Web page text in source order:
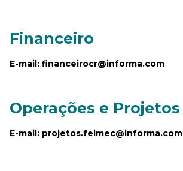
Financeiro
E-mail: financeirocr@informa.com
Operações e Projetos
E-mail: projetos.feimec@informa.com